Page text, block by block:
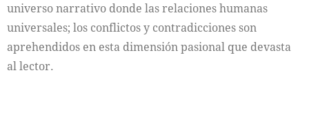
universo narrativo donde las relaciones humanas
universales; los conflictos y contradicciones son
aprehendidos en esta dimensión pasional que devasta
al lector.